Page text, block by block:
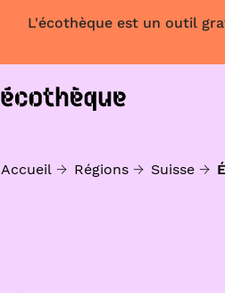
L'écothèque est un outil
Accueil Régions Suisse